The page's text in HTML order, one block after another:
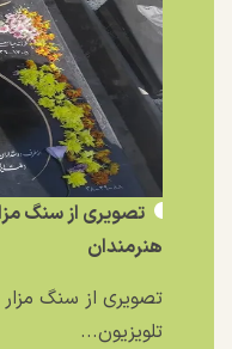
تصویری از سنگ
هنرمندان
تصویری از سنگ مزار
تلویزیون...